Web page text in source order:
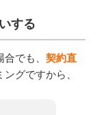
する
でも、 契約直
ングですから、